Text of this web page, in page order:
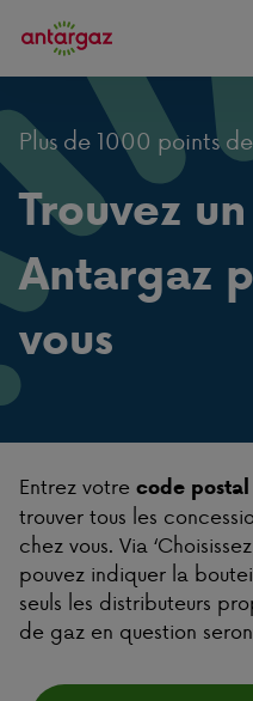
Plus de 1000 points
Trouvez
Antargaz
vous
Entrez votre code postal
trouver tous les
chez vous. Via
pouvez indiquer la
seuls les distributeurs
de gaz en question